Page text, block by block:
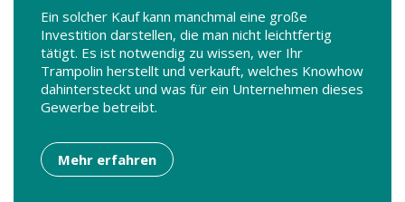
Ein solcher Kauf kann manchmal eine große
Investition darstellen, die man nicht leichtfertig
tätigt. Es ist notwendig zu wissen, wer Ihr
Trampolin herstellt und verkauft, welches Knowhow
dahintersteckt und was für ein Unternehmen dieses
Gewerbe betreibt.
Mehr erfahren